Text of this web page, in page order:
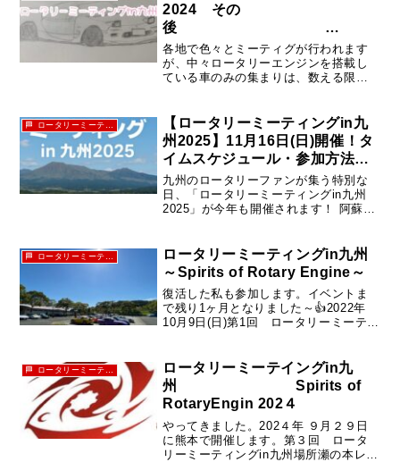
2024 その
後
~Spirits of rotaryengine ~
各地で色々とミーティグが行われます
が、中々ロータリーエンジンを搭載し
ている車のみの集まりは、数える限
みたいな感じで、軽く集まれるような
場を作りたいと思い、九州の中心で行
った...
🏁 ロータリーミーティングin九州
【ロータリーミーティングin九
州2025】11月16日(日)開催！タ
イムスケジュール・参加方法・
アクセスまとめ
九州のロータリーファンが集う特別な
日、「ロータリーミーティングin九州
2025」が今年も開催されます！ 阿蘇・
集結。 今年の開催日は2025年11月16日
（日）です。今年も...
🏁 ロータリーミーティングin九州
ロータリーミーティングin九州
～Spirits of Rotary Engine～
復活した私も参加します。イベントま
で残り1ヶ月となりました～👍2022年
10月9日(日)第1回 ロータリーミーティ
場(昨年と同じ場所)会費...
🏁 ロータリーミーティングin九州
ロータリーミーテイングin九
州 Spirits of
RotaryEngin 202４
やってきました。202４年 ９月２９日
に熊本で開催します。第３回 ロータ
リーミーティングin九州場所瀬の本レス